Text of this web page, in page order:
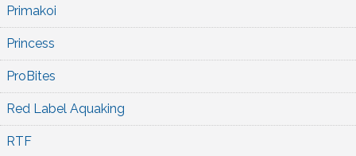
Primakoi
Princess
ProBites
Red Label Aquaking
RTF